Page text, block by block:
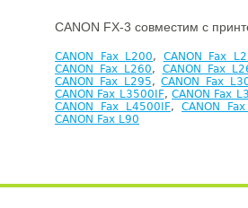
CANON FX-3 совместим с
CANON Fax L200, CANON Fax
CANON Fax L260, CANON Fax
CANON Fax L295,CANON Fax
CANON Fax L3500IF,CANON Fax
CANON Fax L4500IF, CANON
CANON Fax L90